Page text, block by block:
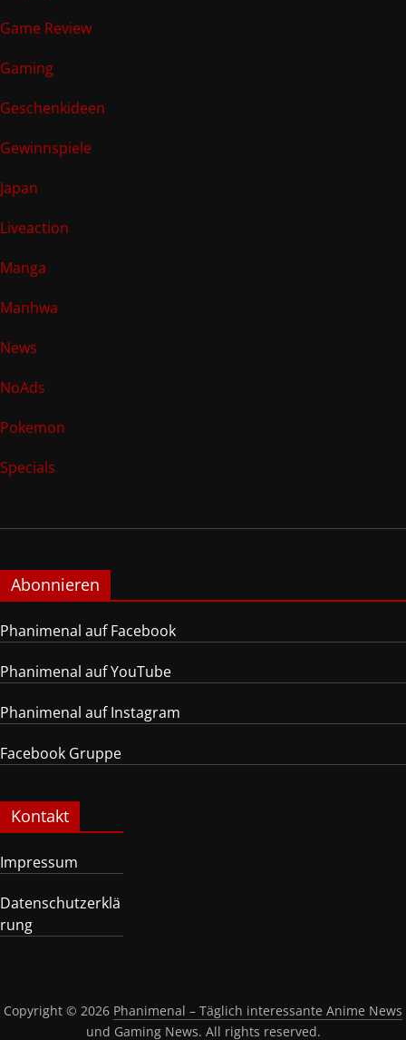
Game Review
Gaming
Geschenkideen
Gewinnspiele
Japan
Liveaction
Manga
Manhwa
News
NoAds
Pokemon
Specials
Abonnieren
Phanimenal auf Facebook
Phanimenal auf YouTube
Phanimenal auf Instagram
Facebook Gruppe
Kontakt
Impressum
Datenschutzerklä
rung
Copyright © 2026 Phanimenal – Täglich interessante Anime News
und Gaming News. All rights reserved.